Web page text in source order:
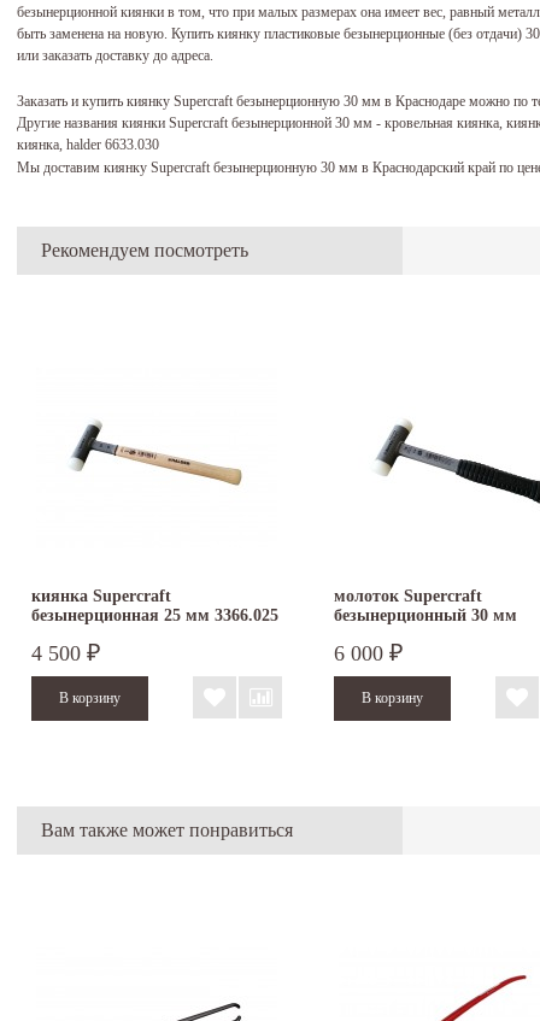
безынерционной киянки в том, что при малых размерах она имеет вес, равный
быть заменена на новую. Купить киянку пластиковые безынерционные (без
или заказать доставку до адреса.
Заказать и купить киянку Supercraft безынерционную 30 мм в Краснодаре можно по
Другие названия киянки Supercraft безынерционной 30 мм - кровельная киянка,
киянка, halder 6633.030
Мы доставим киянку Supercraft безынерционную 30 мм в Краснодарский край по
Рекомендуем посмотреть
киянка Supercraft
безынерционная 25 мм 3366.025
4 500 ₽
молоток Supercraft
безынерционный 30 мм
6 000 ₽
Вам также может понравиться